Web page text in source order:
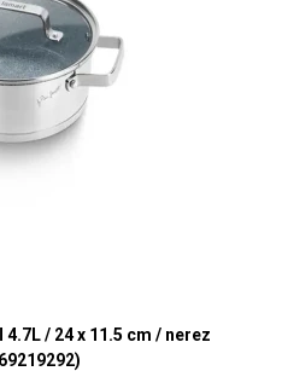
/ 24 x 11.5 cm / nerez